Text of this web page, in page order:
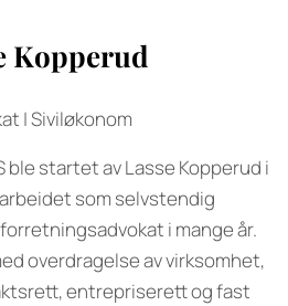
Kopperud
| Siviløkonom
ble startet av Lasse Kopperud i
som selvstendig
i mange år.
overdragelse av virksomhet,
entrepriserett og fast